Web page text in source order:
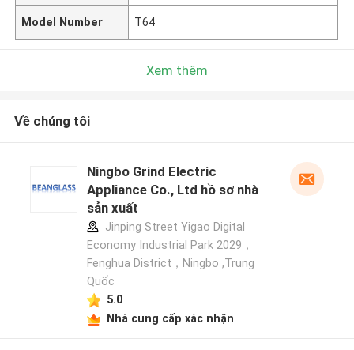
Model Number T64
Xem thêm
Về chúng tôi
Ningbo Grind Electric
Appliance Co., Ltd hồ sơ nhà
sản xuất
Jinping Street Yigao Digital
Economy Industrial Park 2029，
Fenghua District，Ningbo ,Trung
Quốc
5.0
Nhà cung cấp xác nhận